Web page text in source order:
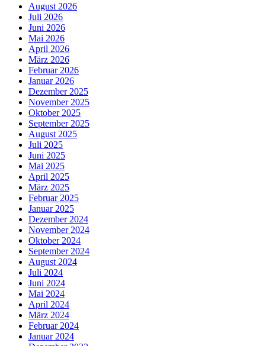
August 2026
Juli 2026
Juni 2026
Mai 2026
April 2026
März 2026
Februar 2026
Januar 2026
Dezember 2025
November 2025
Oktober 2025
September 2025
August 2025
Juli 2025
Juni 2025
Mai 2025
April 2025
März 2025
Februar 2025
Januar 2025
Dezember 2024
November 2024
Oktober 2024
September 2024
August 2024
Juli 2024
Juni 2024
Mai 2024
April 2024
März 2024
Februar 2024
Januar 2024